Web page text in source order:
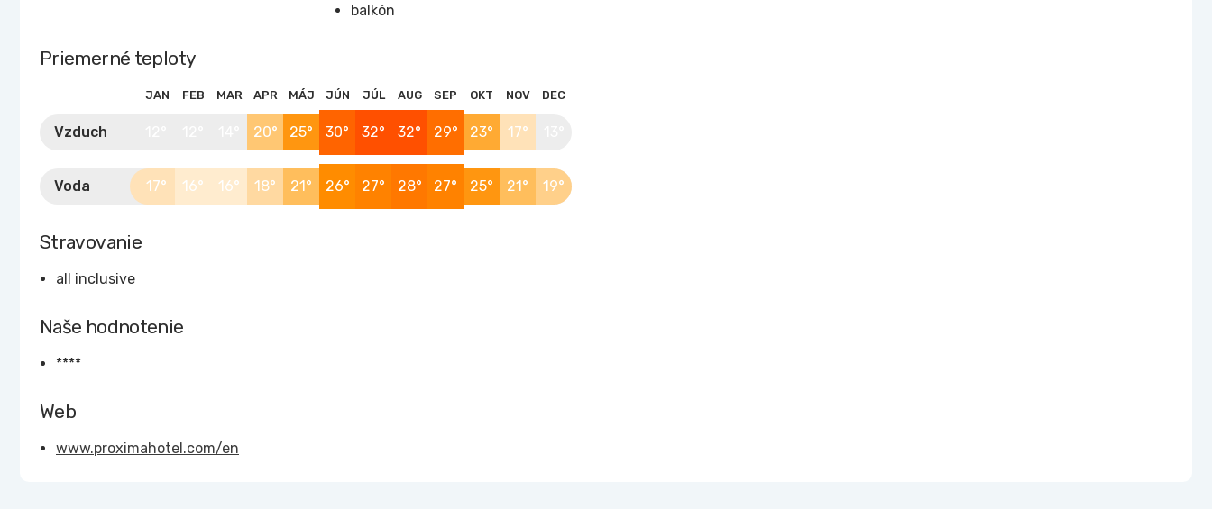
balkón
Priemerné teploty
JAN FEB MAR APR MÁJ JÚN JÚL AUG SEP OKT NOV DEC
Vzduch 20° 25° 30° 32° 32° 29° 23° 17°
Voda 17° 16° 16° 18° 21° 26° 27° 28° 27° 25° 21° 19°
Stravovanie
all inclusive
Naše hodnotenie
****
Web
www.proximahotel.com/en